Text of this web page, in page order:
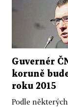
Guvernér
koruně
roku 2015
Podle